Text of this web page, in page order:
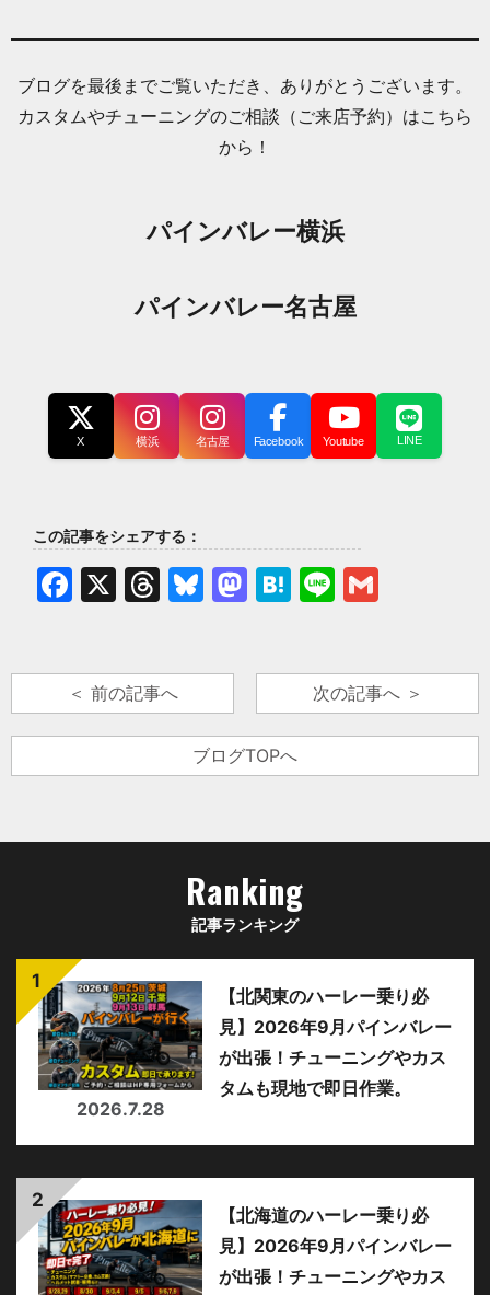
ブログを最後までご覧いただき、ありがとうございます。
カスタムやチューニングのご相談（ご来店予約）はこちら
から！
パインバレー横浜
パインバレー名古屋
X 横浜 名古屋 Facebook Youtube LINE
この記事をシェアする：
Facebook
X Threads
Bluesky
Mastodon
Hatena
Line
＜ 前の記事へ
ブログTOPへ
次の記事へ ＞
Ranking
記事ランキング
2026.7.28
【北関東のハーレー乗り必
見】2026年9月パインバレー
が出張！チューニングやカス
タムも現地で即日作業。
【北海道のハーレー乗り必
見】2026年9月パインバレー
が出張！チューニングやカス